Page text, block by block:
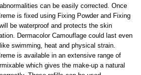
can be easily corrected. Once
is fixed using Fixing Powder and Fixing
be waterproof and protects the skin
Dermacolor Camouflage could last even
swimming, heat and physical strain.
is available in an extensive range of
which gives the make-up a natural